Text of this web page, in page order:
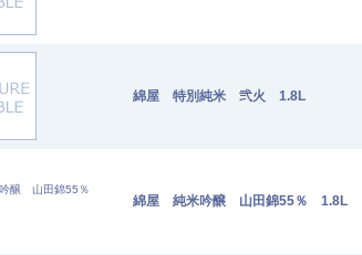
綿屋 特別純米 弐火 1.8L
綿屋 純米吟醸 山田錦55％ 1.8L